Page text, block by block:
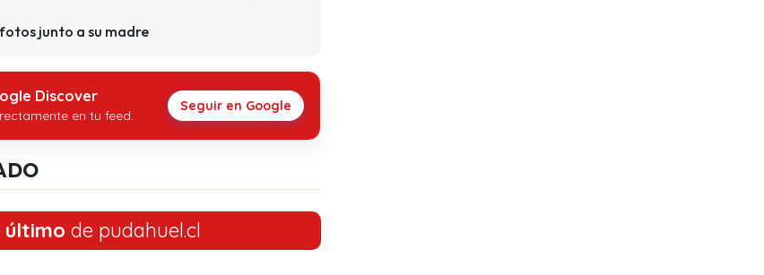
junto a su madre
Discover
en tu feed.
Seguir en Google
último de pudahuel.cl